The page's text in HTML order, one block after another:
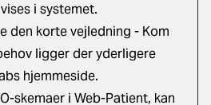
i systemet.
den korte vejledning - Kom
ligger der yderligere
hjemmeside.
skemaer i Web-Patient, kan